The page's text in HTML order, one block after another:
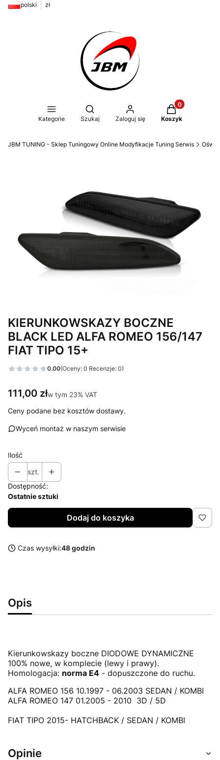
polski zł
Kategorie
Otwórz wyszukiwarkę
Szukaj Zaloguj się
Produkty w
Koszyk
JBM TUNING - Sklep Tuningowy Online Modyfikacje Tuning Serwis
KIERUNKOWSKAZY BOCZNE
BLACK LED ALFA ROMEO 156/147
FIAT TIPO 15+
0.00(Oceny: 0 Recenzje: 0)
Cena
111,00 złw tym 23% VAT
w tym 23% VAT
Ceny podane bez kosztów dostawy.
Wyceń montaż w naszym serwisie
Ilość
szt.
Dostępność:
Ostatnie sztuki
Dodaj do koszyka
Czas wysyłki:48 godzin
Opis
Kierunkowskazy boczne DIODOWE DYNAMICZNE
100% nowe, w komplecie (lewy i prawy).
Homologacja: norma E4 - dopuszczone do ruchu.
ALFA ROMEO 156 10.1997 - 06.2003 SEDAN / KOMBI
ALFA ROMEO 147 01.2005 - 2010 3D / 5D
FIAT TIPO 2015- HATCHBACK / SEDAN / KOMBI
Opinie